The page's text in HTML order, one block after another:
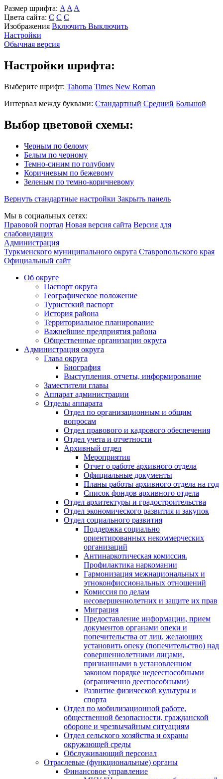
Размер шрифта: A A A
Цвета сайта: С С С
Изображения Включить Выключить
Настройки
Обычная версия
Настройки шрифта:
Выберите шрифт: Tahoma Times New Roman
Интервал между буквами: Стандартный Средний Большой
Выбор цветовой схемы:
Черным по белому
Белым по черному
Темно-синим по голубому
Коричневым по бежевому
Зеленым по темно-коричневому
Вернуть стандартные настройки Закрыть панель
Мы в социальных сетях:
Правовой портал Новая версия сайта Версия для
слабовидящих
Администрация
Туркменского муниципального округа Ставропольского края
Официальный сайт
Об округе
Паспорт округа
Географическое положение
Туристский паспорт
История района
Территориальное планирование
Важнейшие предприятия района
Общественные организации округа
Администрация округа
Глава округа
Биография
Выступления, отчеты, информирование
Заместители главы
Аппарат администрации
Отделы аппарата
Отдел по организационным и общим
вопросам
Отдел правового и кадрового обеспечения
Отдел учета и отчетности
Архивный отдел
Мероприятия
Отчет о работе архивного отдела
Официальные документы
Планы работы архивного отдела на год
Список фондов архивного отдела
Отдел архитектуры и градостроительства
Отдел экономического развития и закупок
Отдел социального развития
Поддержка социально
ориентированных некоммерческих
организаций
Антинаркотическая комиссия.
Профилактика наркомании
Гармонизация межнациональных и
этноконфиссиональных отношений
Комиссия по делам
несовершеннолетних и защите их прав
Миграция
Предоставление информации, прием
документов органами опеки и
попечительства от лиц, желающих
установить опеку (попечительство) над
совершеннолетними лицами,
признанными в установленном
законом порядке недееспособными
(ограниченно дееспособными)
Развитие физической культуры и
спорта
Отдел по мобилизационной работе,
общественной безопасности, гражданской
оборонe и чрезвычайным ситуациям
Отдел сельского хозяйства и охраны
окружающей среды
Обслуживающий персонал
Отраслевые (функциональные) органы
Финансовое управление